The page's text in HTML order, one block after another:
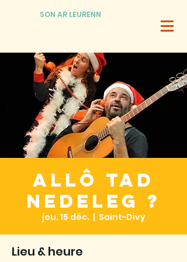
SON AR LEURENN
Allô Tad
Nedeleg ?
jeu. 15 déc.
  |
Saint-Divy
Lieu & heure